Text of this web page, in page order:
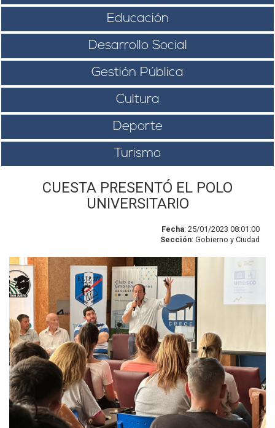
Educación
Desarrollo Social
Gestión Pública
Cultura
Deporte
Turismo
CUESTA PRESENTÓ EL POLO
UNIVERSITARIO
Fecha: 25/01/2023 08:01:00
Sección: Gobierno y Ciudad